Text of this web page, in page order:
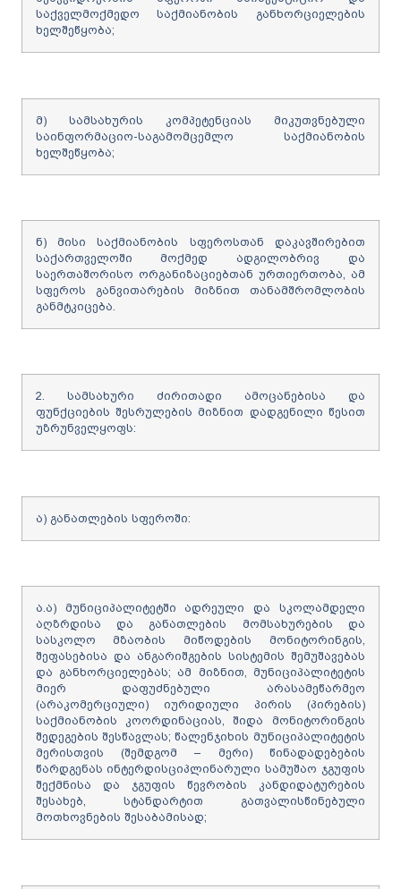
საქველმოქმედო საქმიანობის განხორციელების
ხელშეწყობა;
მ) სამსახურის კომპეტენციას მიკუთვნებული
საინფორმაციო-საგამომცემლო საქმიანობის
ხელშეწყობა;
ნ) მისი საქმიანობის სფეროსთან დაკავშირებით
საქართველოში მოქმედ ადგილობრივ და
საერთაშორისო ორგანიზაციებთან ურთიერთობა, ამ
სფეროს განვითარების მიზნით თანამშრომლობის
განმტკიცება.
2. სამსახური ძირითადი ამოცანებისა და
ფუნქციების შესრულების მიზნით დადგენილი წესით
უზრუნველყოფს:
ა) განათლების სფეროში:
ა.ა) მუნიციპალიტეტში ადრეული და სკოლამდელი
აღზრდისა და განათლების მომსახურების და
სასკოლო მზაობის მიწოდების მონიტორინგის,
შეფასებისა და ანგარიშგების სისტემის შემუშავებას
და განხორციელებას; ამ მიზნით, მუნიციპალიტეტის
მიერ დაფუძნებული არასამეწარმეო
(არაკომერციული) იურიდიული პირის (პირების)
საქმიანობის კოორდინაციას, შიდა მონიტორინგის
შედეგების შესწავლას; წალენჯიხის მუნიციპალიტეტის
მერისთვის (შემდგომ – მერი) წინადადებების
წარდგენას ინტერდისციპლინარული სამუშაო ჯგუფის
შექმნისა და ჯგუფის წევრობის კანდიდატურების
შესახებ, სტანდარტით გათვალისწინებული
მოთხოვნების შესაბამისად;